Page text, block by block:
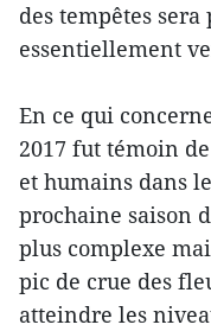
des tempêtes
essentiellement
En ce qui
2017 fut témoin
et humains dans
prochaine saison
plus complexe
pic de crue des
atteindre les